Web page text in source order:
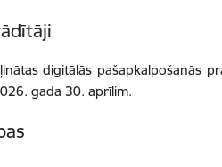
digitālās pašapkalpošanās
gada 30. aprīlim.